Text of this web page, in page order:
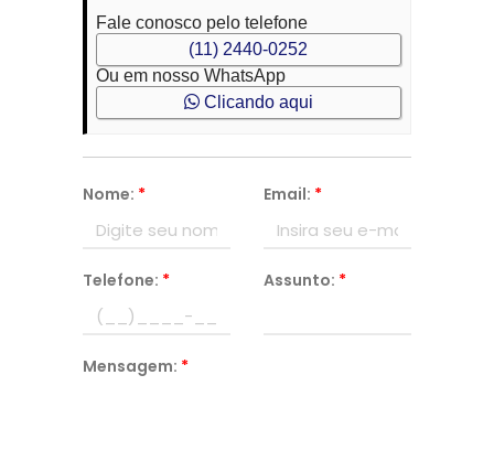
Fale conosco pelo telefone
(11) 2440-0252
Ou em nosso WhatsApp
Clicando aqui
Nome: * Email: *
Telefone: * Assunto: *
Mensagem: *